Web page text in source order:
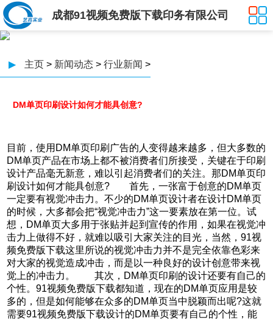
成都91视频免费版下载印务有限公司
▶ 主页 > 新闻动态 > 行业新闻 >
DM单页印刷设计如何才能具创意?
目前，使用DM单页印刷广告的人变得越来越多，但大多数的
DM单页产品在市场上都不被消费者们所接受，关键在于印刷
设计产品毫无新意，难以引起消费者们的关注。那DM单页印
刷设计如何才能具创意? 首先，一张富于创意的DM单页
一定要有视觉冲击力。不少的DM单页设计者在设计DM单页
的时候，大多都会把“视觉冲击力”这一要素放在第一位。试
想，DM单页大多用于张贴并起到宣传的作用，如果在视觉冲
击力上做得不好，就难以吸引大家关注的目光，当然，91视
频免费版下载这里所说的视觉冲击力并不是完全依靠色彩来
对大家的视觉造成冲击，而是以一种良好的设计创意带来视
觉上的冲击力。 其次，DM单页印刷的设计还要有自己的
个性。91视频免费版下载都知道，现在的DM单页应用是较
多的，但是如何能够在众多的DM单页当中脱颖而出呢?这就
需要91视频免费版下载设计的DM单页要有自己的个性，能